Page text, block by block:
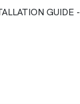
GUIDE -